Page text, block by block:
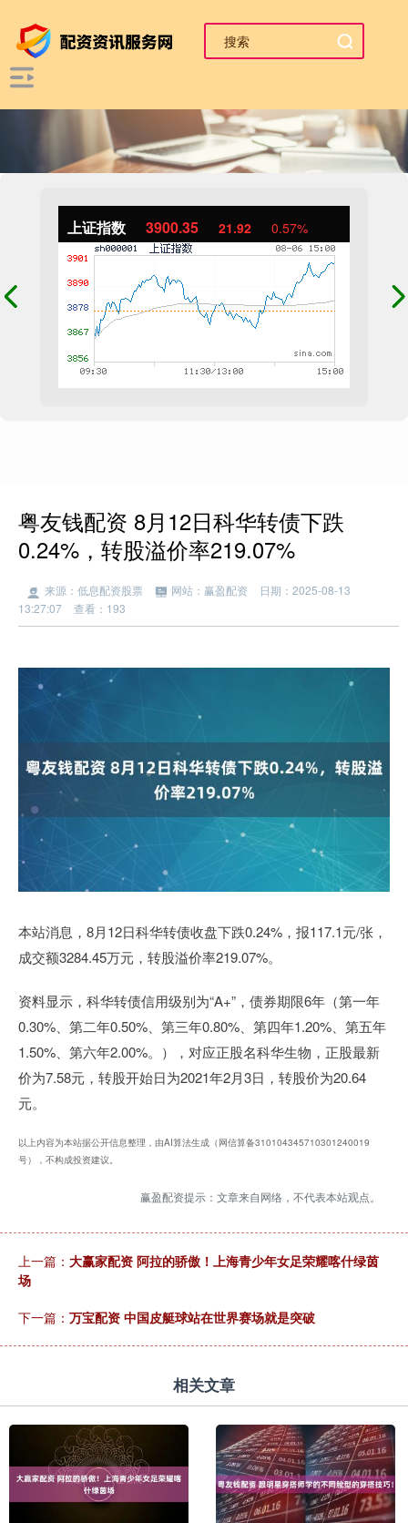
上证指数 3900.35 21.92 0.57%
粤友钱配资 8月12日科华转债下跌
0.24%，转股溢价率219.07%
来源：低息配资股票 网站：赢盈配资
日期：2025-08-13
13:27:07
查看：193
本站消息，8月12日科华转债收盘下跌0.24%，报117.1元/张，
成交额3284.45万元，转股溢价率219.07%。
资料显示，科华转债信用级别为“A+”，债券期限6年（第一年
0.30%、第二年0.50%、第三年0.80%、第四年1.20%、第五年
1.50%、第六年2.00%。），对应正股名科华生物，正股最新
价为7.58元，转股开始日为2021年2月3日，转股价为20.64
元。
以上内容为本站据公开信息整理，由AI算法生成（网信算备310104345710301240019
号），不构成投资建议。
赢盈配资提示：文章来自网络，不代表本站观点。
上一篇： 大赢家配资 阿拉的骄傲！上海青少年女足荣耀喀什绿茵
场
下一篇： 万宝配资 中国皮艇球站在世界赛场就是突破
相关文章